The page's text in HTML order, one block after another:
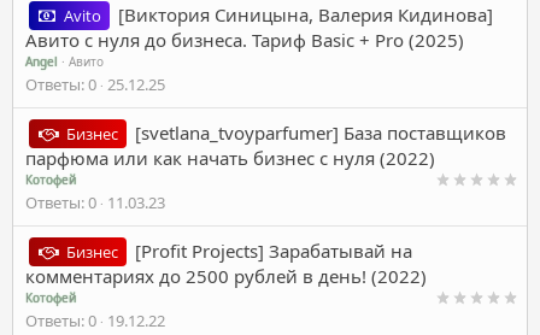
Avito
[Виктория Синицына, Валерия Кидинова]
Авито с нуля до бизнеса. Тариф Basic + Pro (2025)
Angel Авито
Ответы 0 25.12.25
Бизнес
[svetlana_tvoyparfumer] База поставщиков
парфюма или как начать бизнес с нуля (2022)
Котофей
Ответы 0 11.03.23
Бизнес
[Profit Projects] Зарабатывай на
комментариях до 2500 рублей в день! (2022)
Котофей
Ответы 0 19.12.22